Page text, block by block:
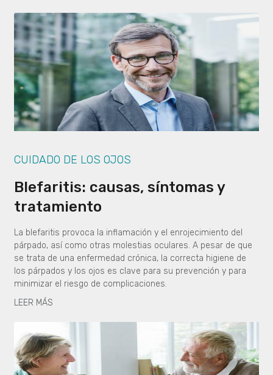
CUIDADO DE LOS OJOS
Blefaritis: causas, síntomas y
tratamiento
La blefaritis provoca la inflamación y el enrojecimiento del
párpado, así como otras molestias oculares. A pesar de que
se trata de una enfermedad crónica, la correcta higiene de
los párpados y los ojos es clave para su prevención y para
minimizar el riesgo de complicaciones.
LEER MÁS